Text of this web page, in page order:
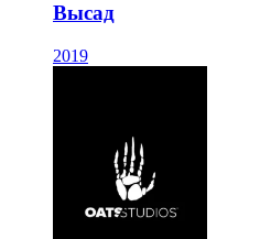
Высад
2019